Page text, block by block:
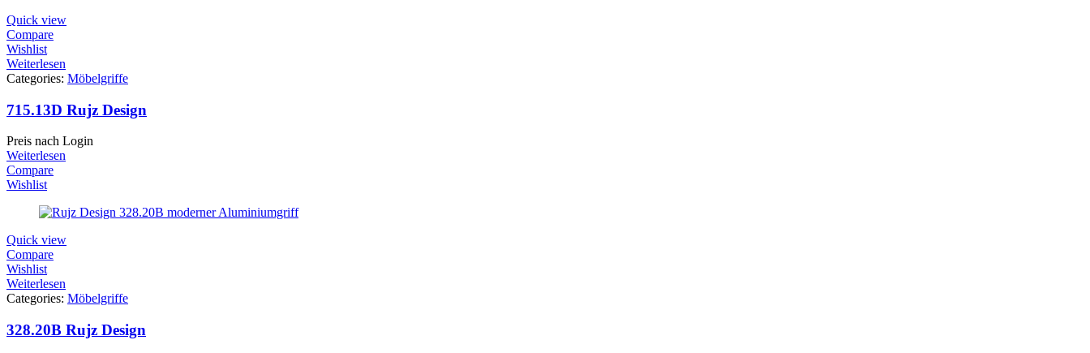
Quick view
Compare
Wishlist
Weiterlesen
Categories: Möbelgriffe
715.13D Rujz Design
Preis nach Login
Weiterlesen
Compare
Wishlist
Quick view
Compare
Wishlist
Weiterlesen
Categories: Möbelgriffe
328.20B Rujz Design